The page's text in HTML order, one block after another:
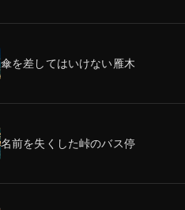
傘を差してはいけない雁木
名前を失くした峠のバス停